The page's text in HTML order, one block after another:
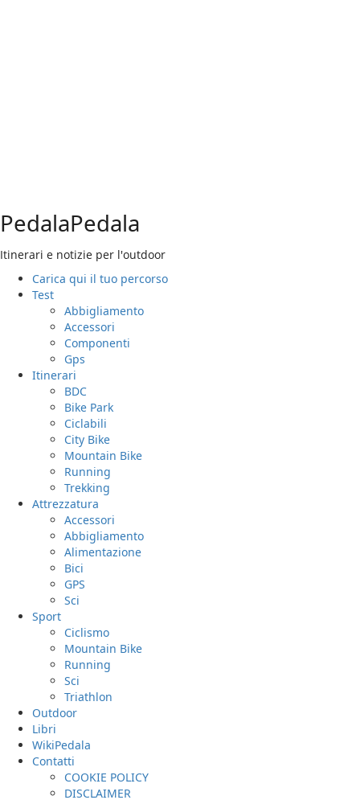
PedalaPedala
Itinerari e notizie per l'outdoor
Menu
principale
Carica qui il tuo percorso
Test
Abbigliamento
Accessori
Componenti
Gps
Itinerari
BDC
Bike Park
Ciclabili
City Bike
Mountain Bike
Running
Trekking
Attrezzatura
Accessori
Abbigliamento
Alimentazione
Bici
GPS
Sci
Sport
Ciclismo
Mountain Bike
Running
Sci
Triathlon
Outdoor
Libri
WikiPedala
Contatti
COOKIE POLICY
DISCLAIMER